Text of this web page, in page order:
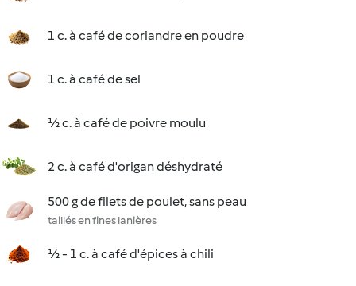
1 c. à café de coriandre en poudre
1 c. à café de sel
½ c. à café de poivre moulu
2 c. à café d'origan déshydraté
500 g de filets de poulet, sans peau
taillés en fines lanières
½ - 1 c. à café d'épices à chili